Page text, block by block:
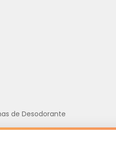
de Desodorante